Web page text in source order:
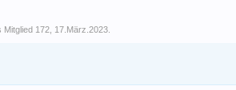
Mitglied 172 17.März.2023